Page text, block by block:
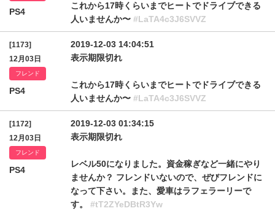
PS4
これから17時くらいまでヒートでドライブできる
人いませんか〜 #LaTA4c3J6SVVZ
[1173]
12月03日
フレンド
PS4
2019-12-03 14:04:51
表示期限切れ
これから17時くらいまでヒートでドライブできる
人いませんか〜 #LaTA4c3J6SVVZ
[1172]
12月03日
フレンド
PS4
2019-12-03 01:34:15
表示期限切れ
レベル50になりました。資金稼ぎなど一緒にやり
ませんか？ フレンドいないので、ぜびフレンドに
なって下さい。また、愛車はラフェラーリーで
す。 #tT2ZYeDBtR3Yw